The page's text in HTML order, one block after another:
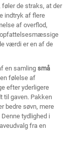
føler de straks, at der
indtryk af flere
af overflod,
opfattelsesmæssige
værdi er en af de
en samling små
følelse af
efter yderligere
til gaven. Pakken
bedre søvn, mere
tydlighed i
fra en